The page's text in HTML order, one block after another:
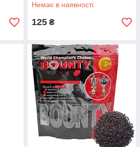
Немає в наявності
125 ₴